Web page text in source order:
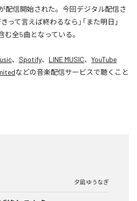
配信開始された。今回デジタル配信さ
って言えば終わるなら」「また明日」
む全5曲となっている。
、 Spotify、 LINE MUSIC、 YouTube
などの音楽配信サービスで聴くこと
夕凪 ゆうなぎ